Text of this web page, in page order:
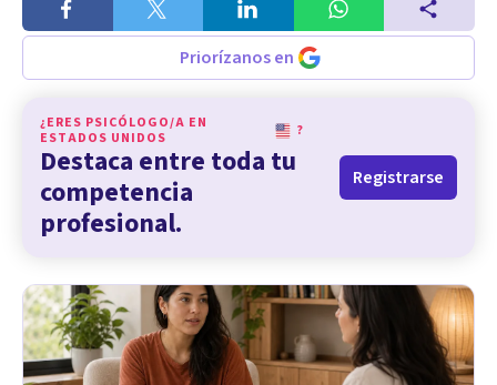
Priorízanos en
¿ERES PSICÓLOGO/A EN
ESTADOS UNIDOS
?
Destaca entre toda tu
competencia
profesional.
Registrarse